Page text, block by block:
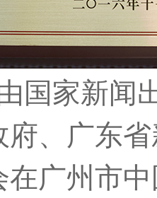
国家新闻
府、广东
在广州市